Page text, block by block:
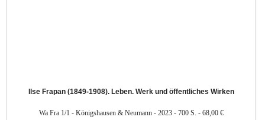
Ilse Frapan (1849-1908). Leben. Werk und öffentliches Wirken
Wa Fra 1/1 - Königshausen & Neumann - 2023 - 700 S. - 68,00 €